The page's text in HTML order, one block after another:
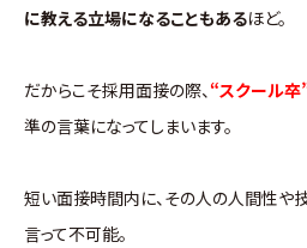
に教える立場になることもあるほど。
だからこそ採用面接の際、“スクール卒
準の言葉になってしまいます。
短い面接時間内に、その人の人間性や
言って不可能。